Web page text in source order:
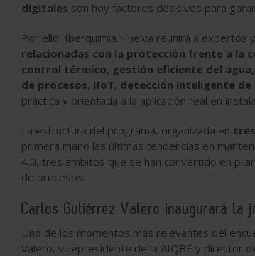
digitales son hoy factores decisivos para
Por ello, Iberquimia Huelva reunirá a
relacionadas con la protección frente a la
control térmico, gestión eficiente del
de procesos, IIoT, detección inteligente
práctica y orientada a la aplicación real en
La estructura del programa, organizada en
primera mano las últimas tendencias en
4.0, tres ámbitos que se han convertido en
de procesos.
Carlos Gutiérrez Valero inaugurará la
Uno de los momentos más relevantes del
Valero, vicepresidente de la AIQBE y director